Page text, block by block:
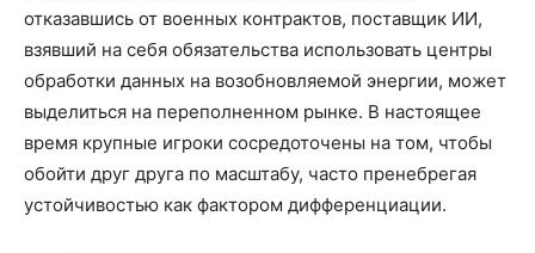
отказавшись от военных контрактов, поставщик ИИ,
взявший на себя обязательства использовать центры
обработки данных на возобновляемой энергии, может
выделиться на переполненном рынке. В настоящее
время крупные игроки сосредоточены на том, чтобы
обойти друг друга по масштабу, часто пренебрегая
устойчивостью как фактором дифференциации.